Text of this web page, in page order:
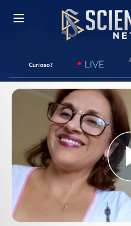
Curioso? LIVE